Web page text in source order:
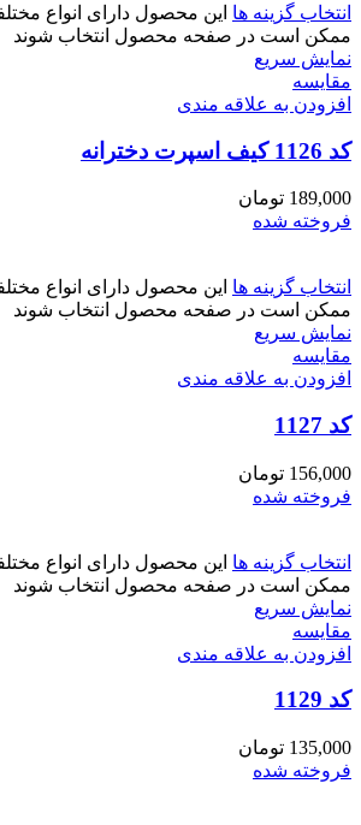
انتخاب گزینه ها این محصول دارای انواع
ممکن است در صفحه محصول انتخاب شوند
نمایش سریع
مقايسه
افزودن به علاقه مندی
کد 1126 کیف اسپرت دخترانه
189,000 تومان
فروخته شده
انتخاب گزینه ها این محصول دارای انواع
ممکن است در صفحه محصول انتخاب شوند
نمایش سریع
مقايسه
افزودن به علاقه مندی
کد 1127
156,000 تومان
فروخته شده
انتخاب گزینه ها این محصول دارای انواع
ممکن است در صفحه محصول انتخاب شوند
نمایش سریع
مقايسه
افزودن به علاقه مندی
کد 1129
135,000 تومان
فروخته شده